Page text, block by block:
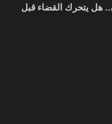
هل يتحرك القضاء قبل